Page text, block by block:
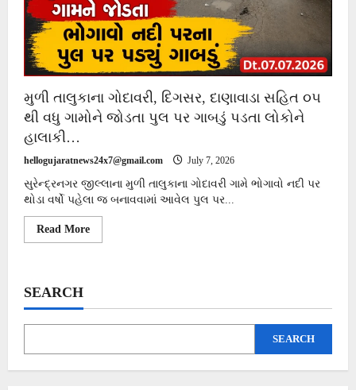
મુળી તાલુકાના ગોદાવરી, દિગસર, દાણાવાડા સહિત ૦૫
થી વધુ ગામોને જોડતા પુલ પર ગાબડું પડતા લોકોને
હાલાકી…
hellogujaratnews24x7@gmail.com July 7, 2026
સુરેન્દ્રનગર જીલ્લાના મુળી તાલુકાના ગોદાવરી ગામે ભોગાવો નદી પર
થોડા વર્ષો પહેલા જ બનાવવામાં આવેલ પુલ પર...
Read MoreRead
more
દાણાવાડા
૦૫
વધુ
જોડતા
SEARCH
SEARCH